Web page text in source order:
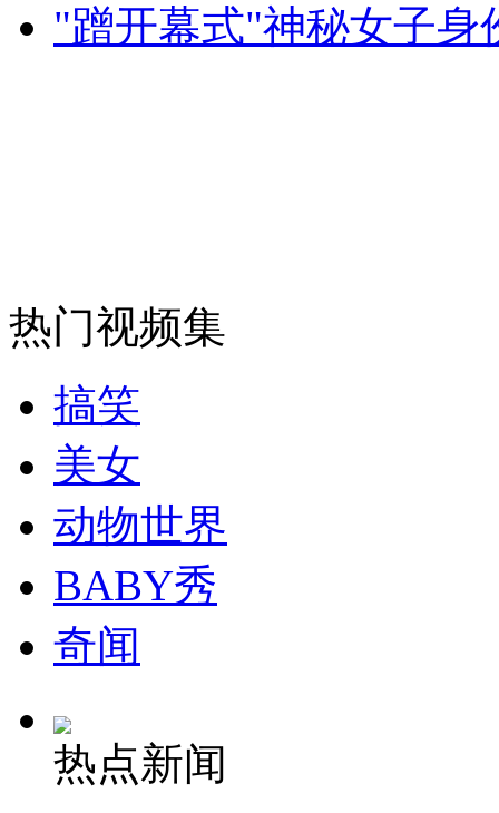
外交部：反对强权政治霸凌主义
走！跟着总书记去植树
消防员救轻生者
纽约上演“枕头大战”
司机酒驾遇交警 急速倒车逃窜
"蹭开幕式"神秘女子身
热门视频集
搞笑
美女
动物世界
BABY秀
奇闻
热点新闻